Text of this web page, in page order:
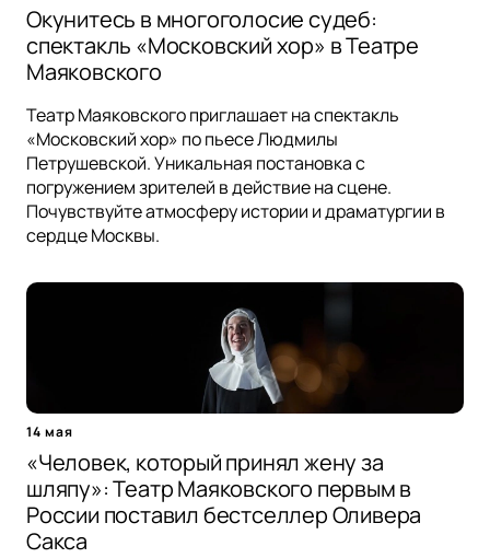
Окунитесь в многоголосие судеб:
спектакль «Московский хор» в Театре
Маяковского
Театр Маяковского приглашает на спектакль
«Московский хор» по пьесе Людмилы
Петрушевской. Уникальная постановка с
погружением зрителей в действие на сцене.
Почувствуйте атмосферу истории и драматургии в
сердце Москвы.
14 мая
«Человек, который принял жену за
шляпу»: Театр Маяковского первым в
России поставил бестселлер Оливера
Сакса